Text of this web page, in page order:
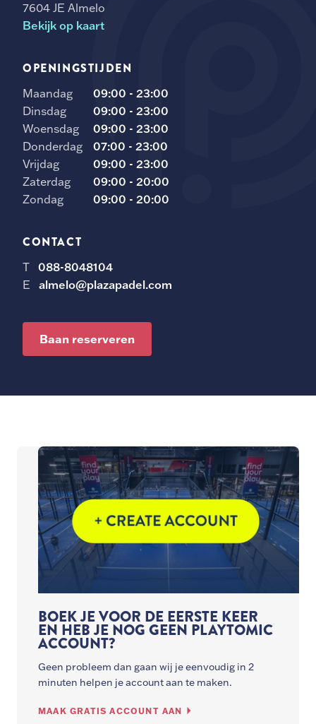
7604 JE Almelo
Bekijk op kaart
OPENINGSTIJDEN
Maandag
09:00 - 23:00
Dinsdag
09:00 - 23:00
Woensdag
09:00 - 23:00
Donderdag
07:00 - 23:00
Vrijdag
09:00 - 23:00
Zaterdag
09:00 - 20:00
Zondag
09:00 - 20:00
CONTACT
T 088-8048104
E
almelo@plazapadel.com
Baan reserveren
BOEK JE VOOR DE EERSTE KEER
EN HEB JE NOG GEEN PLAYTOMIC
ACCOUNT?
Geen probleem dan gaan wij je eenvoudig in 2
minuten helpen je account aan te maken.
MAAK GRATIS ACCOUNT AAN